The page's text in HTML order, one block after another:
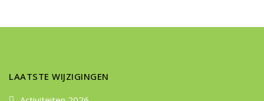
LAATSTE WIJZIGINGEN